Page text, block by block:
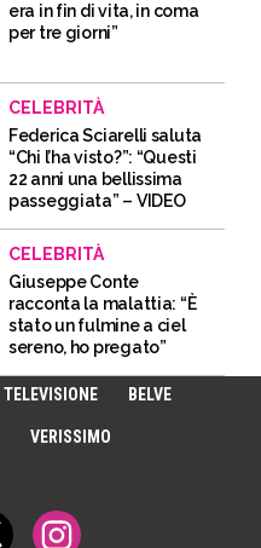
era in fin di vita, in coma
per tre giorni”
CELEBRITÀ
Federica Sciarelli saluta
“Chi l’ha visto?”: “Questi
22 anni una bellissima
passeggiata” – VIDEO
CELEBRITÀ
Giuseppe Conte
racconta la malattia: “È
stato un fulmine a ciel
sereno, ho pregato”
TELEVISIONE BELVE
VERISSIMO